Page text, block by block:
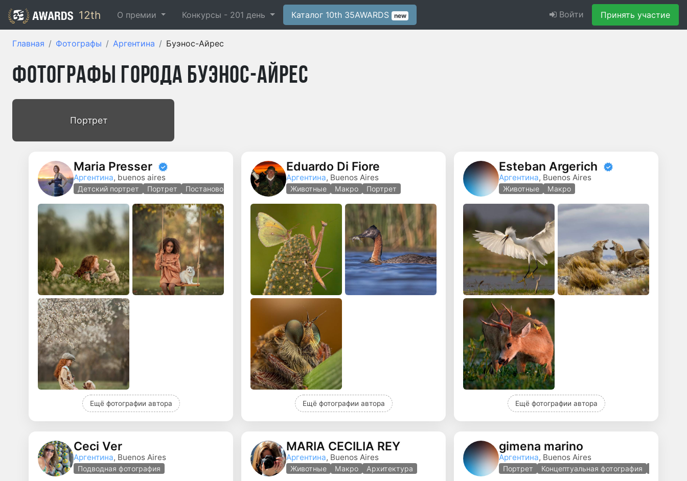
12th О премии Конкурсы - 201 день Каталог 10th 35AWARDS new Войти Принять участие
Главная Фотографы Аргентина Буэнос-Айрес
Фотографы города Буэнос-Айрес
Портрет
Maria Presser
Аргентина, buenos aires
Детский портрет Портрет Постановочная фотография
Ещё фотографии автора
Eduardo Di Fiore
Аргентина, Buenos Aires
Животные Макро Портрет
Ещё фотографии автора
Esteban Argerich
Аргентина, Buenos Aires
Животные Макро
Ещё фотографии автора
Ceci Ver
Аргентина, Buenos Aires
Подводная фотография
MARÍA CECILIA REY
Аргентина, Buenos Aires
Животные Макро Архитектура
gimena marino
Аргентина, Buenos Aires
Портрет Концептуальная фотография